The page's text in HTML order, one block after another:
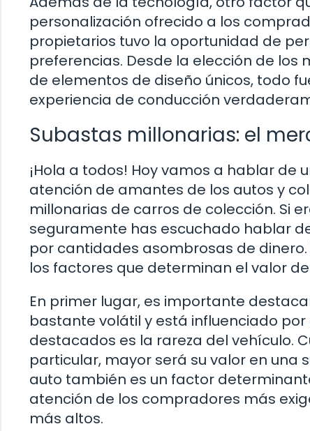
personalización ofrecido a los
propietarios tuvo la oportunidad de
preferencias. Desde la elección de
de elementos de diseño únicos, todo
experiencia de conducción
Subastas millonarias: el
¡Hola a todos! Hoy vamos a hablar
atención de amantes de los autos y
millonarias de carros de colección. Si
seguramente has escuchado hablar
por cantidades asombrosas de
los factores que determinan el valor
En primer lugar, es importante
bastante volátil y está influenciado
destacados es la rareza del vehículo.
particular, mayor será su valor en una
auto también es un factor
atención de los compradores más
más altos.